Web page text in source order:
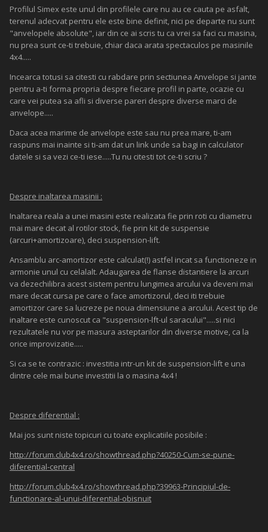
Profilul Simex este unul din profilele care nu au ce cauta pe asfalt,
terenul adecvat pentru ele este bine definit, nici pe departe nu sunt
"anvelopele absolute", iar din ce ai scris tu ca vrei sa faci cu masina,
nu prea sunt ce-ti trebuie, chiar daca arata spectaculos pe masinile
4x4.....
Incearca totusi sa citesti cu rabdare prin sectiunea Anvelope si jante
pentru a-ti forma propria despre fiecare profil in parte, ocazie cu
care vei putea sa afli si diverse pareri despre diverse marci de
anvelope.....
Daca acea marime de anvelope este sau nu prea mare, ti-am
raspuns mai inainte si ti-am dat un link unde sa bagi in calculator
datele si sa vezi ce-ti iese.....Tu nu citesti tot ce-ti scriu ?
Despre inaltarea masinii :
Inaltarea reala a unei masini este realizata fie prin roti cu diametru
mai mare decat al rotilor stock, fie prin kit de suspensie
(arcuri+amortizoare), deci suspension-lift.
Ansamblu arc-amortizor este calculat(!) astfel incat sa functioneze in
armonie unul cu celalalt. Adaugarea de flanse distantiere la arcuri
va dezechilibra acest sistem pentru lungimea arcului va deveni mai
mare decat cursa pe care o face amortizorul, deci iti trebuie
amortizor care sa lucreze pe noua dimensiune a arcului. Acest tip de
inaltare este cunoscut ca "suspension-lft-ul saracului".....si nici
rezultatele nu vor pe masura asteptarilor din diverse motive, ca la
orice improvizatie.....
Si ca se te contrazic : investitia intr-un kit de suspension-lift e una
dintre cele mai bune investitii la o masina 4x4 !
Despre diferential :
Mai jos sunt niste topicuri cu toate explicatiile posibile :
http://forum.club4x4.ro/showthread.php?40250-Cum-se-pune-
diferential-central
http://forum.club4x4.ro/showthread.php?39963-Principiul-de-
functionare-al-unui-diferential-obisnuit